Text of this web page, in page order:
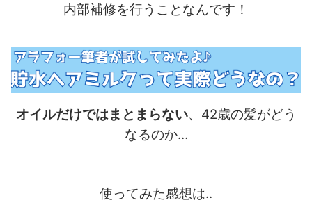
内部補修を行うことなんです！
オイルだけではまとまらない、42歳の髪がどう
なるのか…
使ってみた感想は‥